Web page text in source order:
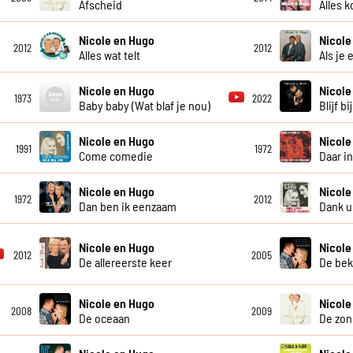
Afscheid Alles
2012
Nicole en Hugo
Alles wat telt
2012
Als je
1973
Nicole en Hugo
Baby baby (Wat blaf je nou)
2022
Blijf
1991
Nicole en Hugo
Come comedie
1972
Daar
1972
Nicole en Hugo
Dan ben ik eenzaam
2012
Dank
2012
Nicole en Hugo
De allereerste keer
2005
De
2008
Nicole en Hugo
De oceaan
2009
De